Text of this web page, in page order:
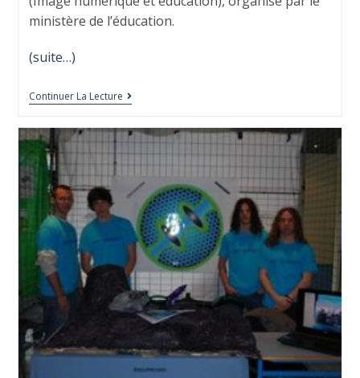
ministère de l’éducation.
(suite…)
Continuer La Lecture